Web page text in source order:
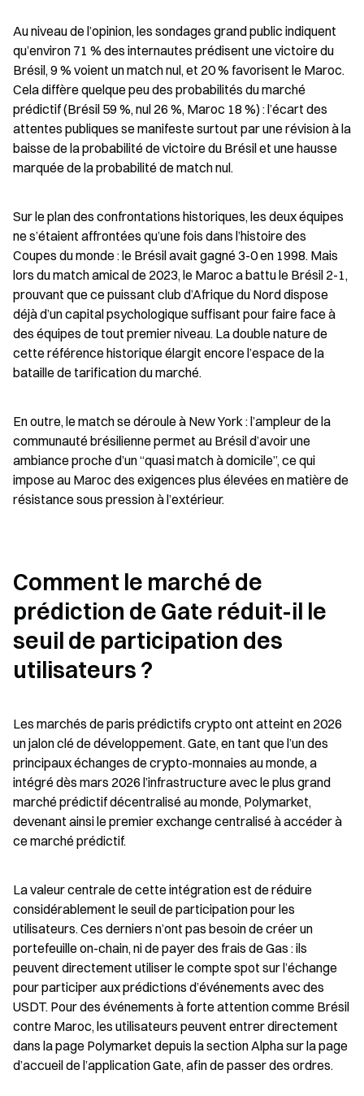
Au niveau de l’opinion, les sondages grand public indiquent
qu’environ 71 % des internautes prédisent une victoire du
Brésil, 9 % voient un match nul, et 20 % favorisent le Maroc.
Cela diffère quelque peu des probabilités du marché
prédictif (Brésil 59 %, nul 26 %, Maroc 18 %) : l’écart des
attentes publiques se manifeste surtout par une révision à la
baisse de la probabilité de victoire du Brésil et une hausse
marquée de la probabilité de match nul.
Sur le plan des confrontations historiques, les deux équipes
ne s’étaient affrontées qu’une fois dans l’histoire des
Coupes du monde : le Brésil avait gagné 3-0 en 1998. Mais
lors du match amical de 2023, le Maroc a battu le Brésil 2-1,
prouvant que ce puissant club d’Afrique du Nord dispose
déjà d’un capital psychologique suffisant pour faire face à
des équipes de tout premier niveau. La double nature de
cette référence historique élargit encore l’espace de la
bataille de tarification du marché.
En outre, le match se déroule à New York : l’ampleur de la
communauté brésilienne permet au Brésil d’avoir une
ambiance proche d’un “quasi match à domicile”, ce qui
impose au Maroc des exigences plus élevées en matière de
résistance sous pression à l’extérieur.
Comment le marché de
prédiction de Gate réduit-il le
seuil de participation des
utilisateurs ?
Les marchés de paris prédictifs crypto ont atteint en 2026
un jalon clé de développement. Gate, en tant que l’un des
principaux échanges de crypto-monnaies au monde, a
intégré dès mars 2026 l’infrastructure avec le plus grand
marché prédictif décentralisé au monde, Polymarket,
devenant ainsi le premier exchange centralisé à accéder à
ce marché prédictif.
La valeur centrale de cette intégration est de réduire
considérablement le seuil de participation pour les
utilisateurs. Ces derniers n’ont pas besoin de créer un
portefeuille on-chain, ni de payer des frais de Gas : ils
peuvent directement utiliser le compte spot sur l’échange
pour participer aux prédictions d’événements avec des
USDT. Pour des événements à forte attention comme Brésil
contre Maroc, les utilisateurs peuvent entrer directement
dans la page Polymarket depuis la section Alpha sur la page
d’accueil de l’application Gate, afin de passer des ordres.